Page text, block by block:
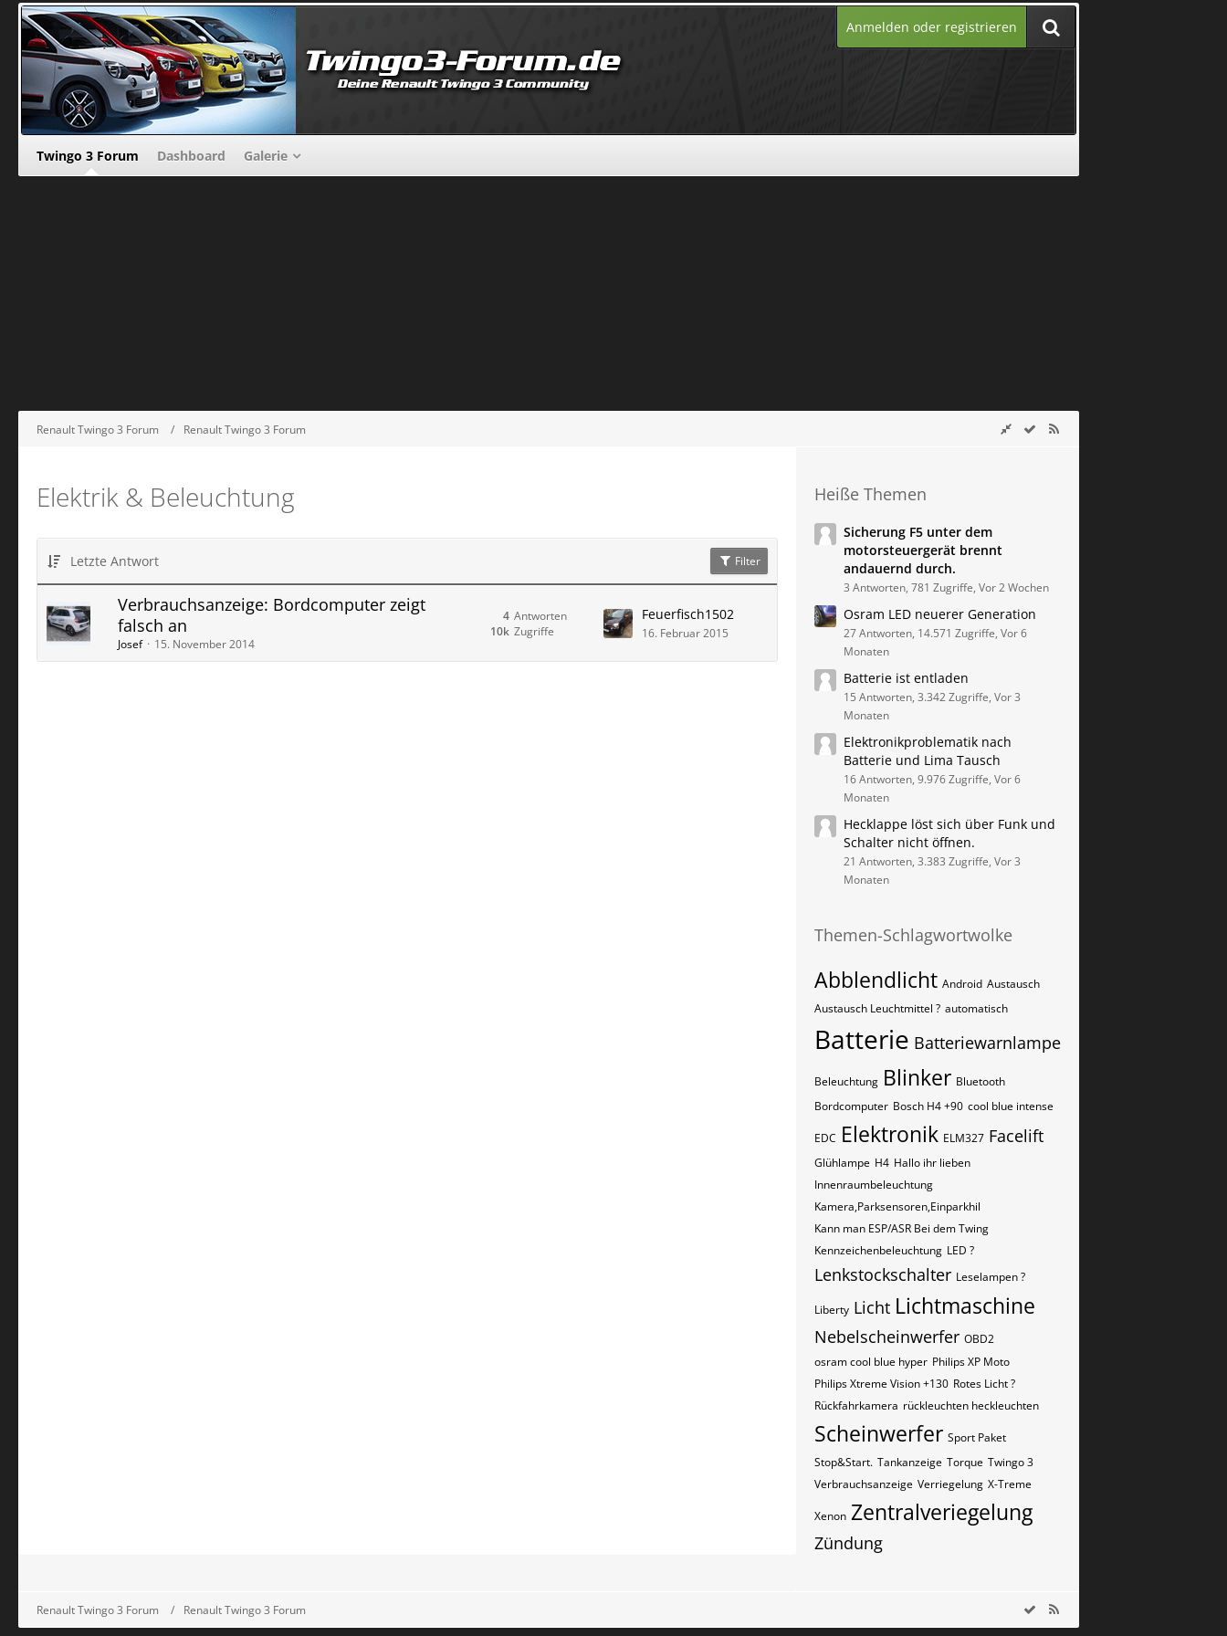
Anmelden oder registrieren
Twingo 3 Forum Dashboard Galerie
Renault Twingo 3 Forum Renault Twingo 3 Forum
Elektrik & Beleuchtung
Letzte Antwort Filter
Verbrauchsanzeige: Bordcomputer zeigt
falsch an
Josef 15. November 2014
Antworten
4
Zugriffe
10k
Feuerfisch1502
16. Februar 2015
Heiße Themen
Sicherung F5 unter dem
motorsteuergerät brennt
andauernd durch.
3 Antworten, 781 Zugriffe, Vor 2 Wochen
Osram LED neuerer Generation
27 Antworten, 14.571 Zugriffe, Vor 6
Monaten
Batterie ist entladen
15 Antworten, 3.342 Zugriffe, Vor 3
Monaten
Elektronikproblematik nach
Batterie und Lima Tausch
16 Antworten, 9.976 Zugriffe, Vor 6
Monaten
Hecklappe löst sich über Funk und
Schalter nicht öffnen.
21 Antworten, 3.383 Zugriffe, Vor 3
Monaten
Themen-Schlagwortwolke
Abblendlicht Android Austausch
Austausch Leuchtmittel ? automatisch
Batterie Batteriewarnlampe
Beleuchtung Blinker Bluetooth
Bordcomputer Bosch H4 +90 cool blue intense
EDC Elektronik ELM327 Facelift
Glühlampe H4 Hallo ihr lieben
Innenraumbeleuchtung
Kamera,Parksensoren,Einparkhil
Kann man ESP/ASR Bei dem Twing
Kennzeichenbeleuchtung LED ?
Lenkstockschalter Leselampen ?
Liberty Licht Lichtmaschine
Nebelscheinwerfer OBD2
osram cool blue hyper Philips XP Moto
Philips Xtreme Vision +130 Rotes Licht ?
Rückfahrkamera rückleuchten heckleuchten
Scheinwerfer Sport Paket
Stop&Start. Tankanzeige Torque Twingo 3
Verbrauchsanzeige Verriegelung X-Treme
Xenon Zentralveriegelung
Zündung
Renault Twingo 3 Forum Renault Twingo 3 Forum